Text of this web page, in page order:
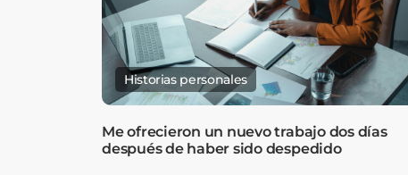
Historias personales
Me ofrecieron un nuevo trabajo dos días
después de haber sido despedido